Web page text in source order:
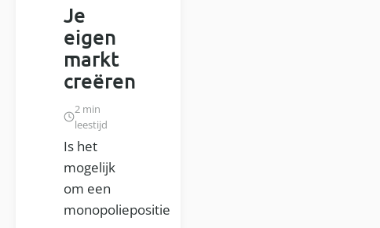
Je
eigen
markt
creëren
2 min
leestijd
Is het
mogelijk
om een
monopoliepositie